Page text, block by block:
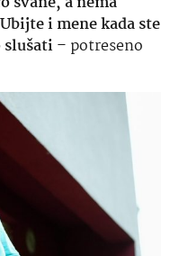
i mene kada ste
slušati– potreseno